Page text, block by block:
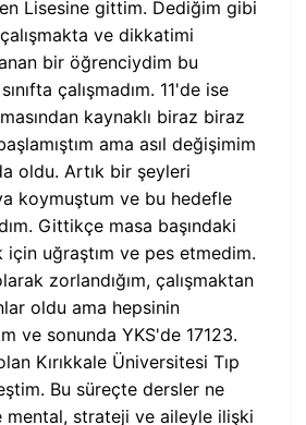
Lisesine gittim. Dediğim gibi
ve dikkatimi
bir öğrenciydim bu
çalışmadım. 11'de ise
kaynaklı biraz biraz
ama asıl değişimim
oldu. Artık bir şeyleri
koymuştum ve bu hedefle
Gittikçe masa başındaki
için uğraştım ve pes etmedim.
zorlandığım, çalışmaktan
oldu ama hepsinin
ve sonunda YKS'de 17123.
Kırıkkale Üniversitesi Tıp
Bu süreçte dersler ne
mental, strateji ve aileyle ilişki